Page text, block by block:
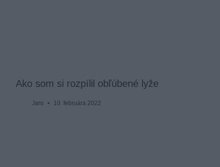
Ako som si rozpílil obľúbené lyže
Jaro 10. februára 2022